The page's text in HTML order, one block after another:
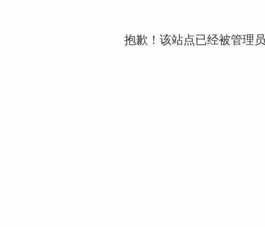
抱歉！该站点已经被管理